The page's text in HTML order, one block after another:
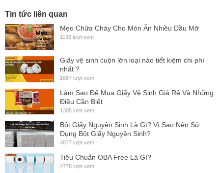
Tin tức liên quan
Mẹo Chữa Cháy Cho Món Ăn Nhiều Dầu Mỡ
1132 lượt xem
Giấy vệ sinh cuộn lớn loại nào tiết kiệm chi phí
nhất ?
1667 lượt xem
Làm Sao Để Mua Giấy Vệ Sinh Giá Rẻ Và Những
Điều Cần Biết
1305 lượt xem
Bột Giấy Nguyên Sinh Là Gì? Vì Sao Nên Sử
Dụng Bột Giấy Nguyên Sinh?
4877 lượt xem
Tiêu Chuẩn OBA Free Là Gì?
4778 lượt xem